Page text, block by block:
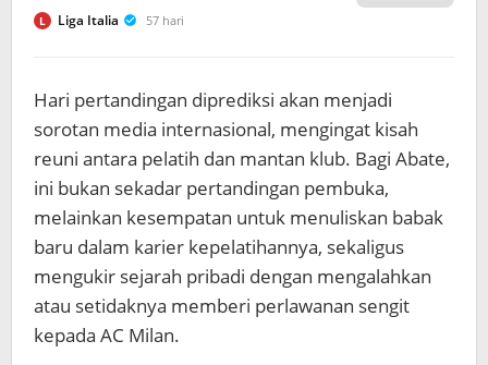
L Liga Italia 57 hari
Hari pertandingan diprediksi akan menjadi
sorotan media internasional, mengingat kisah
reuni antara pelatih dan mantan klub. Bagi Abate,
ini bukan sekadar pertandingan pembuka,
melainkan kesempatan untuk menuliskan babak
baru dalam karier kepelatihannya, sekaligus
mengukir sejarah pribadi dengan mengalahkan
atau setidaknya memberi perlawanan sengit
kepada AC Milan.